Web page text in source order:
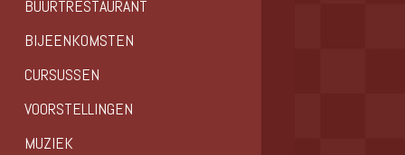
BUURTRESTAURANT
BIJEENKOMSTEN
CURSUSSEN
VOORSTELLINGEN
MUZIEK